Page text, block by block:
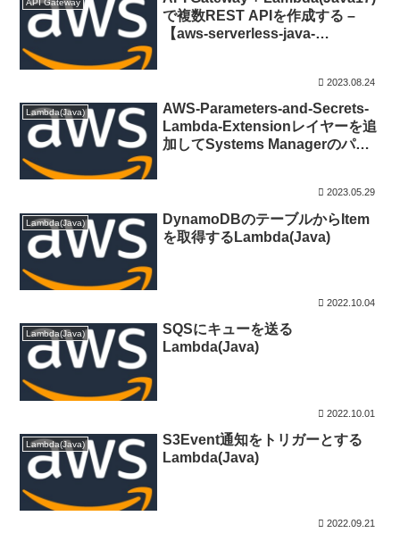
API Gateway
で複数REST APIを作成する –
【aws-serverless-java-
2023.08.24
Lambda(Java)
AWS-Parameters-and-Secrets-
Lambda-Extensionレイヤーを追
加してSystems Managerのパラ
2023.05.29
Lambda(Java)
DynamoDBのテーブルからItem
を取得するLambda(Java)
2022.10.04
Lambda(Java)
SQSにキューを送る
Lambda(Java)
2022.10.01
Lambda(Java)
S3Event通知をトリガーとする
Lambda(Java)
2022.09.21